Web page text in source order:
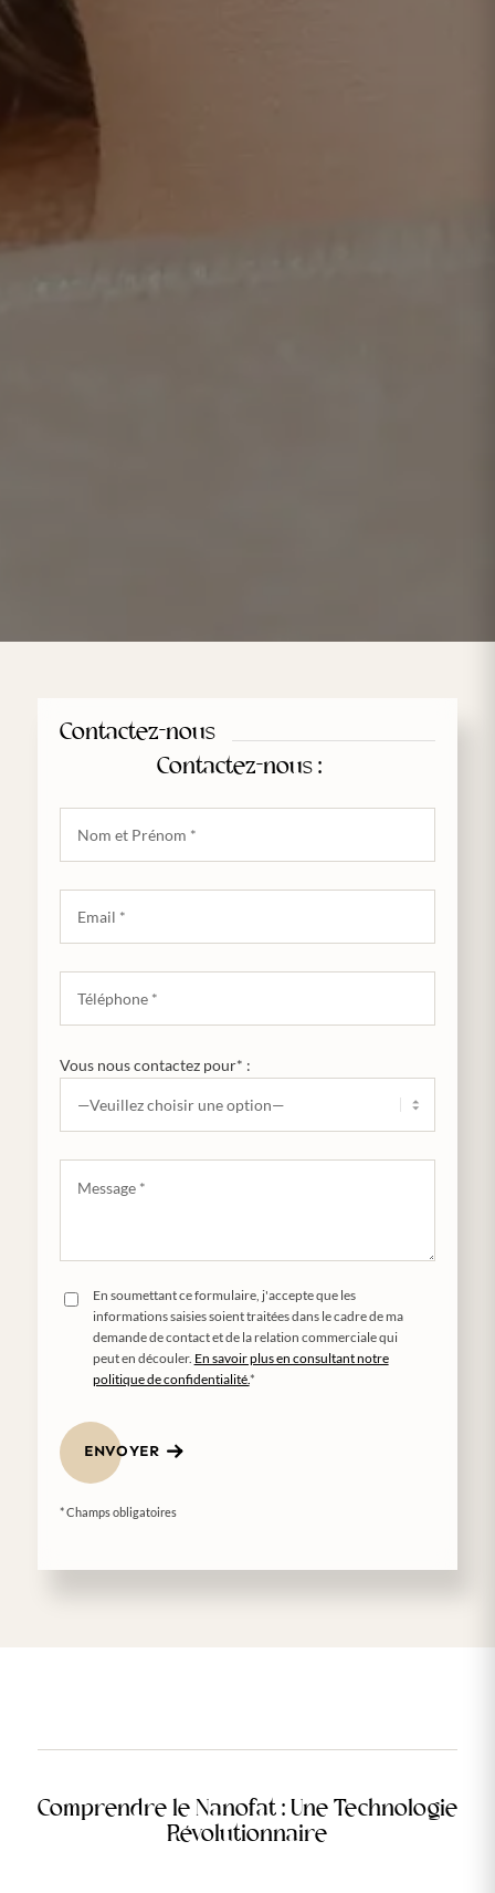
Contactez-nous
Contactez-nous :
Vous nous contactez pour* :
En soumettant ce formulaire, j'accepte que les
informations saisies soient traitées dans le cadre de ma
demande de contact et de la relation commerciale qui
peut en découler. En savoir plus en consultant notre
politique de confidentialité.*
ENVOYER
* Champs obligatoires
Comprendre le Nanofat : Une Technologie
Révolutionnaire